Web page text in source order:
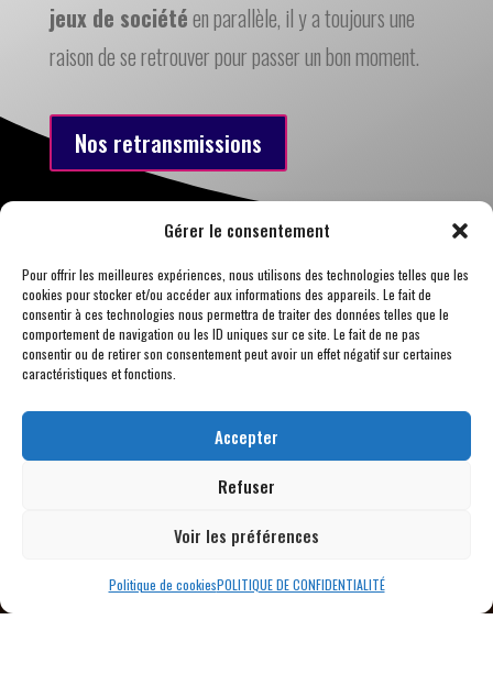
Gérer le consentement
Pour offrir les meilleures expériences, nous utilisons des technologies telles que les
cookies pour stocker et/ou accéder aux informations des appareils. Le fait de
consentir à ces technologies nous permettra de traiter des données telles que le
comportement de navigation ou les ID uniques sur ce site. Le fait de ne pas
consentir ou de retirer son consentement peut avoir un effet négatif sur certaines
caractéristiques et fonctions.
Accepter
Refuser
Voir les préférences
Politique de cookiesPOLITIQUE DE CONFIDENTIALITÉ
jeux de sociétéen parallèle, il y a toujours une
raison de se retrouver pour passer un bon moment.
Nos retransmissions
ÉPICERIE FINE –
CÉLÉBRONS LE
TERROIR
Au-delà des rencontres et des jeux, Chez
Den’s est aussi un lieu où la
produits du terroir, des
saucissonsen passant par des